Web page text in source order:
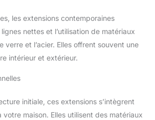
les extensions contemporaines
nettes et l’utilisation de matériaux
verre et l’acier. Elles offrent souvent une
intérieur et extérieur.
initiale, ces extensions s’intègrent
votre maison. Elles utilisent des matériaux